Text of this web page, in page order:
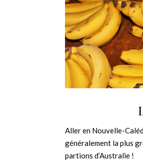
Aller en Nouvelle-
généralement la plus
partions d’Australie !